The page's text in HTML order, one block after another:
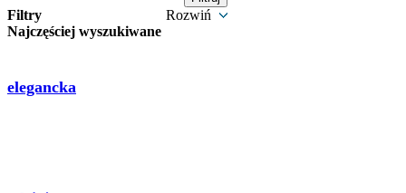
Filtry
Rozwiń
Najczęściej wyszukiwane
elegancka